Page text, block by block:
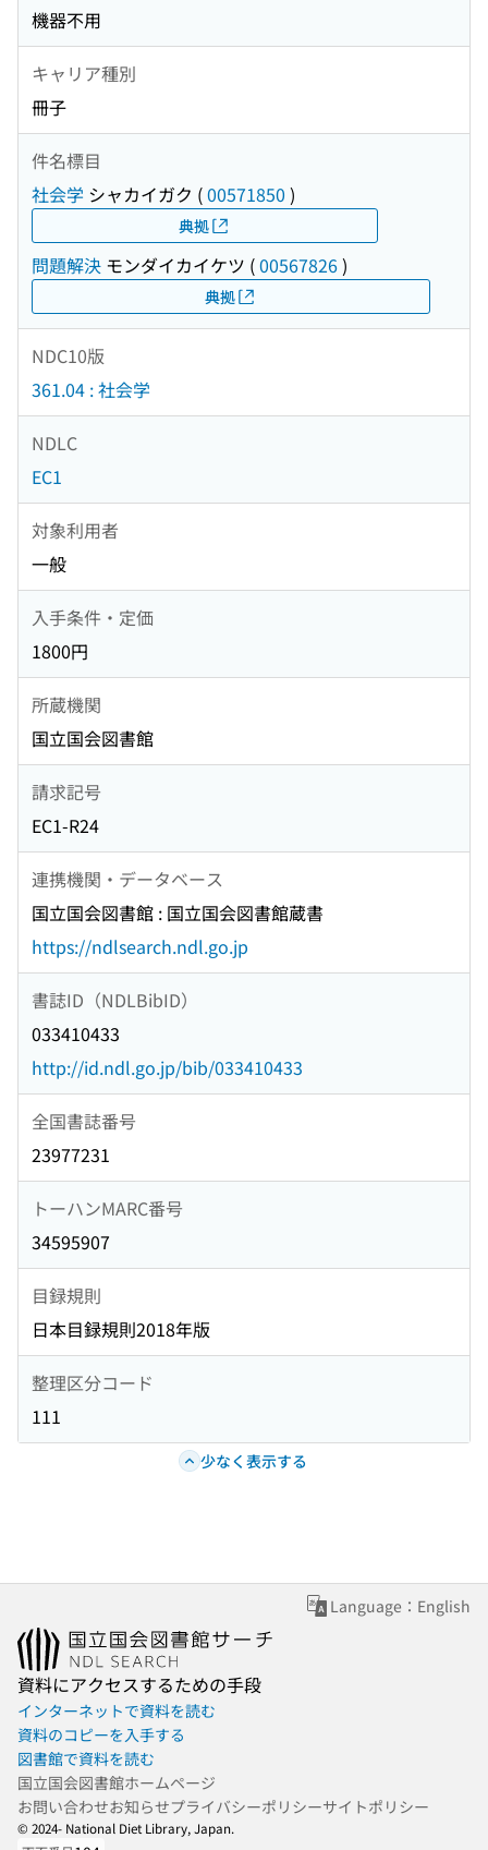
機器不用
キャリア種別
冊子
件名標目
社会学 シャカイガク (00571850 )
典拠
問題解決 モンダイカイケツ (00567826)
典拠
NDC10版
361.04 : 社会学
NDLC
EC1
対象利用者
一般
入手条件・定価
1800円
所蔵機関
国立国会図書館
請求記号
EC1-R24
連携機関・データベース
国立国会図書館 : 国立国会図書館蔵書
https://ndlsearch.ndl.go.jp
書誌ID（NDLBibID）
033410433
http://id.ndl.go.jp/bib/033410433
全国書誌番号
23977231
トーハンMARC番号
34595907
目録規則
日本目録規則2018年版
整理区分コード
111
少なく表示する
Language：English
資料にアクセスするための手段
インターネットで資料を読む
資料のコピーを入手する
図書館で資料を読む
国立国会図書館ホームページ
お問い合わせお知らせプライバシーポリシーサイトポリシー
© 2024- National Diet Library, Japan.